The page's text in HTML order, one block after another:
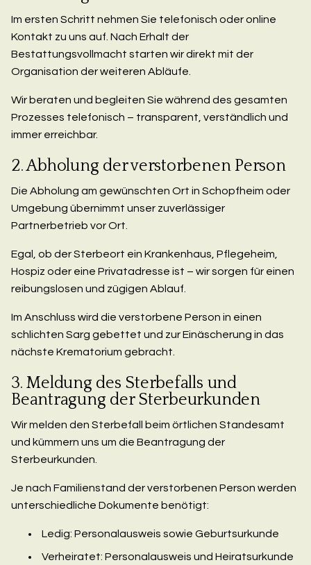
Im ersten Schritt nehmen Sie telefonisch oder online
Kontakt zu uns auf. Nach Erhalt der
Bestattungsvollmacht starten wir direkt mit der
Organisation der weiteren Abläufe.
Wir beraten und begleiten Sie während des gesamten
Prozesses telefonisch – transparent, verständlich und
immer erreichbar.
2. Abholung der verstorbenen Person
Die Abholung am gewünschten Ort in Schopfheim oder
Umgebung übernimmt unser zuverlässiger
Partnerbetrieb vor Ort.
Egal, ob der Sterbeort ein Krankenhaus, Pflegeheim,
Hospiz oder eine Privatadresse ist – wir sorgen für einen
reibungslosen und zügigen Ablauf.
Im Anschluss wird die verstorbene Person in einen
schlichten Sarg gebettet und zur Einäscherung in das
nächste Krematorium gebracht.
3. Meldung des Sterbefalls und
Beantragung der Sterbeurkunden
Wir melden den Sterbefall beim örtlichen Standesamt
und kümmern uns um die Beantragung der
Sterbeurkunden.
Je nach Familienstand der verstorbenen Person werden
unterschiedliche Dokumente benötigt:
Ledig: Personalausweis sowie Geburtsurkunde
Verheiratet: Personalausweis und Heiratsurkunde